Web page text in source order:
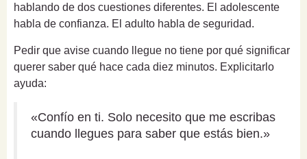
hablando de dos cuestiones diferentes. El adolescente
habla de confianza. El adulto habla de seguridad.
Pedir que avise cuando llegue no tiene por qué significar
querer saber qué hace cada diez minutos. Explicitarlo
ayuda:
«Confío en ti. Solo necesito que me escribas
cuando llegues para saber que estás bien.»